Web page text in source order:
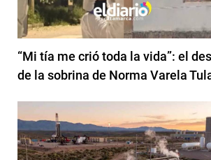
“Mi tía me crió toda la vida”: el
de la sobrina de Norma Varela